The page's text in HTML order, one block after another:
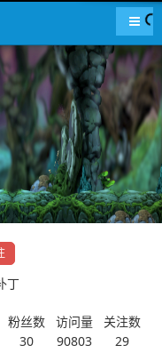
导航
丁
粉丝数
30
访问量
90803
关注数
29